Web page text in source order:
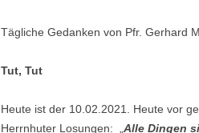
Tägliche Gedanken von Pfr. Gerhard
Tut, Tut
Heute ist der 10.02.2021. Heute vor
Herrnhuter Losungen: „ Alle Dingen